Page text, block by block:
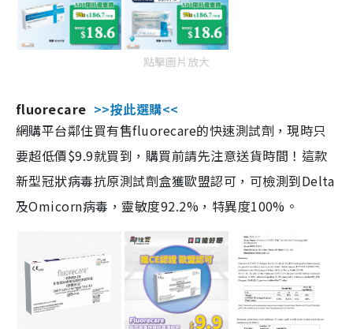
點擊圖片放大
fluorecare >>按此選購<<
網購平台鄰住買有售fluorecare的快速測試劑，現時只
要超低價$9.9就買到，購買前請先注意送貨時間！這款
新型冠狀病毒抗原測試劑盒獲歐盟認可，可檢測到Delta
及Omicorn病毒，靈敏度92.2%，特異度100%。